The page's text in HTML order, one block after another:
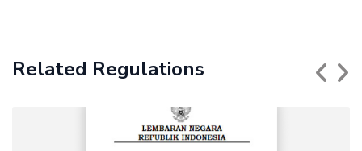
Related Regulations